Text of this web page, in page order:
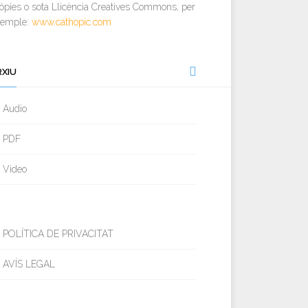
o sota Llicència Creatives Commons, per
www.cathopic.com
Audio
PDF
Video
POLÍTICA DE PRIVACITAT
AVÍS LEGAL